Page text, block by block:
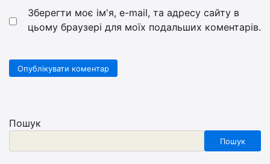
Зберегти моє ім'я, e-mail, та адресу сайту в
цьому браузері для моїх подальших коментарів.
Пошук
Пошук